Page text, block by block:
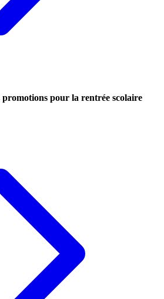
promotions pour la rentrée scolaire